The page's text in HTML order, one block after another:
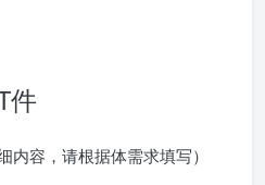
件
容，请根据体需求填写）